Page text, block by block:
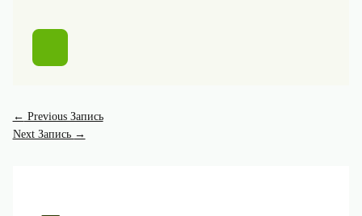
← Previous Запись
Next Запись →